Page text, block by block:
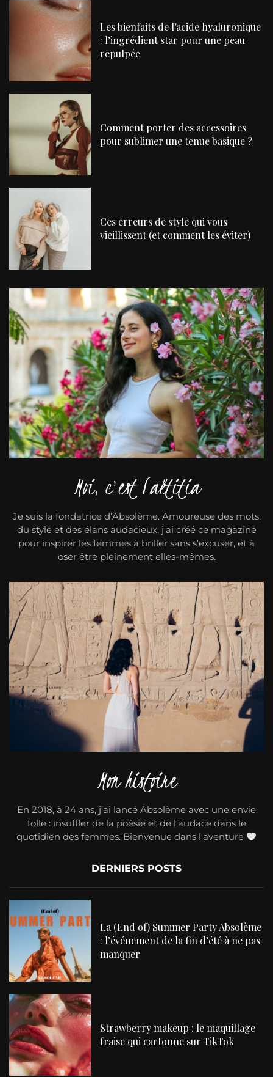
Les bienfaits de l’acide hyaluronique
: l’ingrédient star pour une peau
repulpée
Comment porter des accessoires
pour sublimer une tenue basique ?
Ces erreurs de style qui vous
vieillissent (et comment les éviter)
Moi, c'est Laëtitia
Je suis la fondatrice d’Absolème. Amoureuse des mots,
du style et des élans audacieux, j'ai créé ce magazine
pour inspirer les femmes à briller sans s’excuser, et à
oser être pleinement elles-mêmes.
Mon histoire
En 2018, à 24 ans, j’ai lancé Absolème avec une envie
folle : insuffler de la poésie et de l’audace dans le
quotidien des femmes. Bienvenue dans l'aventure
DERNIERS POSTS
La (End of) Summer Party Absolème
: l’événement de la fin d’été à ne pas
manquer
Strawberry makeup : le maquillage
fraise qui cartonne sur TikTok